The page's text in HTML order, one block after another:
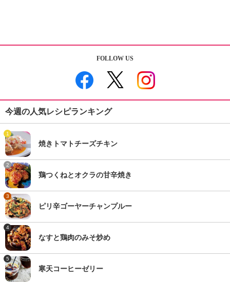
FOLLOW US
今週の人気レシピランキング
1
焼きトマトチーズチキン
2
鶏つくねとオクラの甘辛焼き
3
ピリ辛ゴーヤーチャンプルー
4
なすと鶏肉のみそ炒め
5
寒天コーヒーゼリー